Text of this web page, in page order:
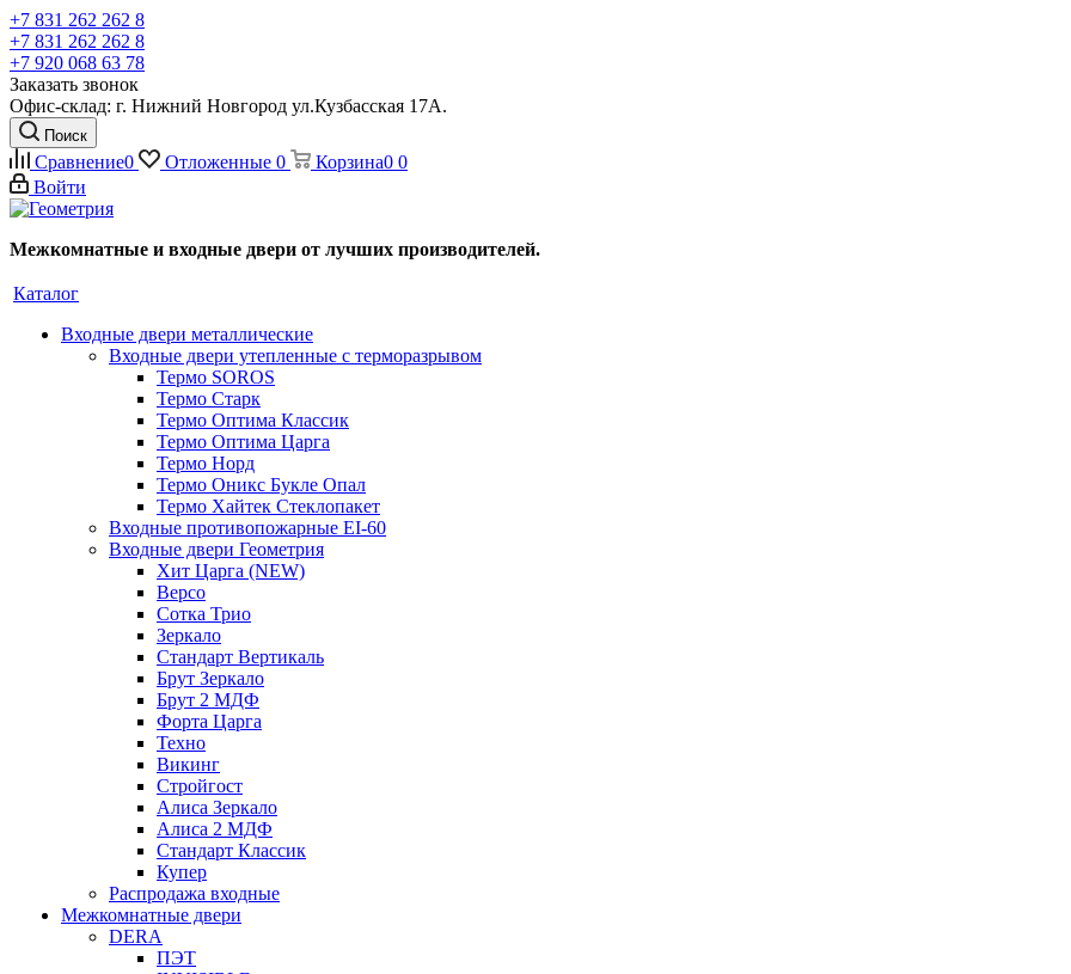
+7 831 262 262 8
+7 831 262 262 8
+7 920 068 63 78
Заказать звонок
Офис-склад: г. Нижний Новгород ул.Кузбасская 17А.
Поиск
Сравнение0 Отложенные 0 Корзина0 0
Войти
Межкомнатные и входные двери от лучших производителей.
Каталог
Входные двери металлические
Входные двери утепленные с терморазрывом
Термо SOROS
Термо Старк
Термо Оптима Классик
Термо Оптима Царга
Термо Норд
Термо Оникс Букле Опал
Термо Хайтек Стеклопакет
Входные противопожарные EI-60
Входные двери Геометрия
Хит Царга (NEW)
Версо
Сотка Трио
Зеркало
Стандарт Вертикаль
Брут Зеркало
Брут 2 МДФ
Форта Царга
Техно
Викинг
Стройгост
Алиса Зеркало
Алиса 2 МДФ
Стандарт Классик
Купер
Распродажа входные
Межкомнатные двери
DERA
ПЭТ